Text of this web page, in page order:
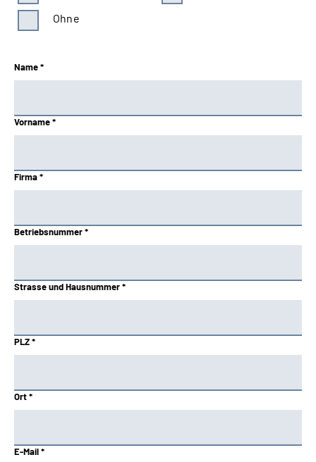
Ohne
Name *
Vorname *
Firma *
Betriebsnummer *
Strasse und Hausnummer *
PLZ *
Ort *
E-Mail *